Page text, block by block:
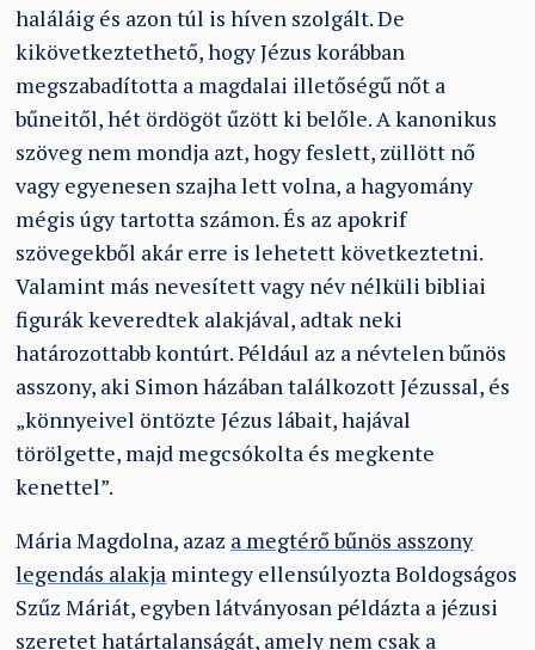
haláláig és azon túl is híven szolgált. De
kikövetkeztethető, hogy Jézus korábban
megszabadította a magdalai illetőségű nőt a
bűneitől, hét ördögöt űzött ki belőle. A kanonikus
szöveg nem mondja azt, hogy feslett, züllött nő
vagy egyenesen szajha lett volna, a hagyomány
mégis úgy tartotta számon. És az apokrif
szövegekből akár erre is lehetett következtetni.
Valamint más nevesített vagy név nélküli bibliai
figurák keveredtek alakjával, adtak neki
határozottabb kontúrt. Például az a névtelen bűnös
asszony, aki Simon házában találkozott Jézussal, és
„könnyeivel öntözte Jézus lábait, hajával
törölgette, majd megcsókolta és megkente
kenettel”.
Mária Magdolna, azaz a megtérő bűnös asszony
legendás alakja mintegy ellensúlyozta Boldogságos
Szűz Máriát, egyben látványosan példázta a jézusi
szeretet határtalanságát, amely nem csak a